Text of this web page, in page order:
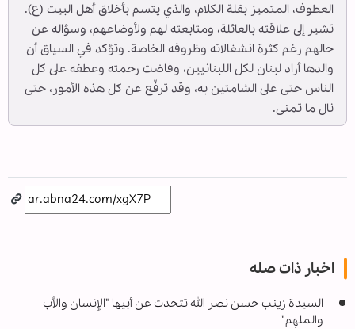
العطوف، المتميز بقلة الكلام، والذي يتسم بأخلاق أهل البيت (ع).
تشير إلى علاقته بالعائلة، ومتابعته لهم ولأوضاعهم، وسؤاله عن
حالهم رغم كثرة انشغالاته وظروفه الخاصة. وتؤكد في السياق أن
والدها أراد لبنان لكل اللبنانيين، وفاضت رحمته وعطفه على كل
الناس حتى على الشامتين به، وقد ترفّع عن كل هذه الأمور، حتى
نال ما تمنى.
اخبار ذات صله
السيدة زينب حسن نصر الله تتحدث عن أبيها "الإنسان والأب
والملهِم"